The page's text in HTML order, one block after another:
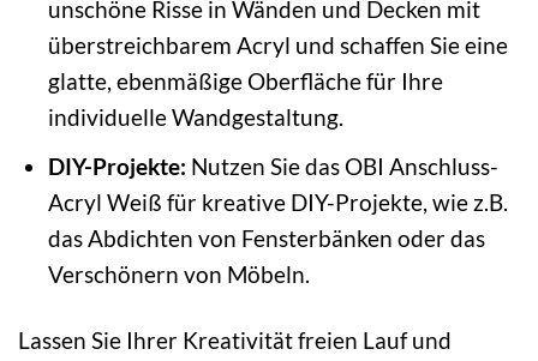
unschöne Risse in Wänden und Decken mit
überstreichbarem Acryl und schaffen Sie eine
glatte, ebenmäßige Oberfläche für Ihre
individuelle Wandgestaltung.
DIY-Projekte: Nutzen Sie das OBI Anschluss-
Acryl Weiß für kreative DIY-Projekte, wie z.B.
das Abdichten von Fensterbänken oder das
Verschönern von Möbeln.
Lassen Sie Ihrer Kreativität freien Lauf und